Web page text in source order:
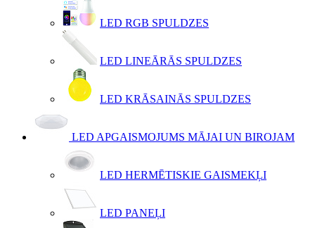
LED RGB SPULDZES
LED LINEĀRĀS SPULDZES
LED KRĀSAINĀS SPULDZES
LED APGAISMOJUMS MĀJAI UN BIROJAM
LED HERMĒTISKIE GAISMEKĻI
LED PANEĻI